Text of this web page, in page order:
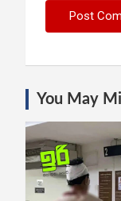
You May